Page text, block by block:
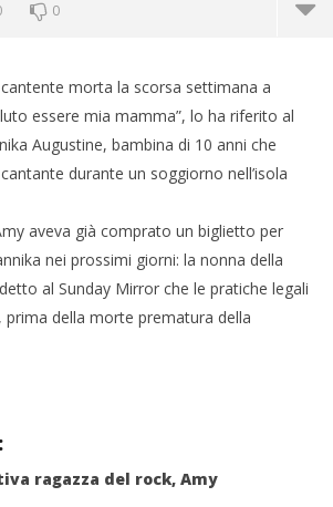
0
NOW VIEWING
voleva diventare mamma
morta la scorsa settimana a
essere mia mamma”, lo ha riferito al
Augustine, bambina di 10 anni che
durante un soggiorno nell’isola
aveva già comprato un biglietto per
nei prossimi giorni: la nonna della
al Sunday Mirror che le pratiche legali
della morte prematura della
ragazza del rock, Amy